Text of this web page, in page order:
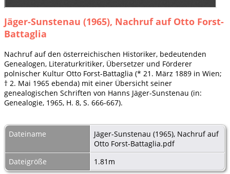
Jäger-Sunstenau (1965), Nachruf auf Otto Forst-
Battaglia
Nachruf auf den österreichischen Historiker, bedeutenden
Genealogen, Literaturkritiker, Übersetzer und Förderer
polnischer Kultur Otto Forst-Battaglia (* 21. März 1889 in Wien;
† 2. Mai 1965 ebenda) mit einer Übersicht seiner
genealogischen Schriften von Hanns Jäger-Sunstenau (in:
Genealogie, 1965, H. 8, S. 666-667).
Dateiname
Jäger-Sunstenau (1965), Nachruf auf
Otto Forst-Battaglia.pdf
Dateigröße
1.81m